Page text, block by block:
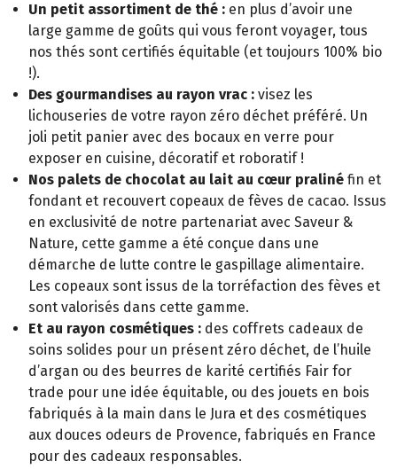
Un petit assortiment de thé : en plus d’avoir une
large gamme de goûts qui vous feront voyager, tous
nos thés sont certifiés équitable (et toujours 100% bio
!).
Des gourmandises au rayon vrac : visez les
lichouseries de votre rayon zéro déchet préféré. Un
joli petit panier avec des bocaux en verre pour
exposer en cuisine, décoratif et roboratif !
Nos palets de chocolat au lait au cœur praliné fin et
fondant et recouvert copeaux de fèves de cacao. Issus
en exclusivité de notre partenariat avec Saveur &
Nature, cette gamme a été conçue dans une
démarche de lutte contre le gaspillage alimentaire.
Les copeaux sont issus de la torréfaction des fèves et
sont valorisés dans cette gamme.
Et au rayon cosmétiques : des coffrets cadeaux de
soins solides pour un présent zéro déchet, de l’huile
d’argan ou des beurres de karité certifiés Fair for
trade pour une idée équitable, ou des jouets en bois
fabriqués à la main dans le Jura et des cosmétiques
aux douces odeurs de Provence, fabriqués en France
pour des cadeaux responsables.